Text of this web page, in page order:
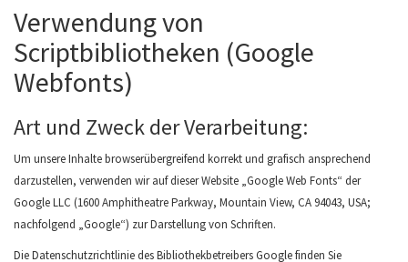
Verwendung von
Scriptbibliotheken (Google
Webfonts)
Art und Zweck der Verarbeitung:
Um unsere Inhalte browserübergreifend korrekt und grafisch ansprechend
darzustellen, verwenden wir auf dieser Website „Google Web Fonts“ der
Google LLC (1600 Amphitheatre Parkway, Mountain View, CA 94043, USA;
nachfolgend „Google“) zur Darstellung von Schriften.
Die Datenschutzrichtlinie des Bibliothekbetreibers Google finden Sie